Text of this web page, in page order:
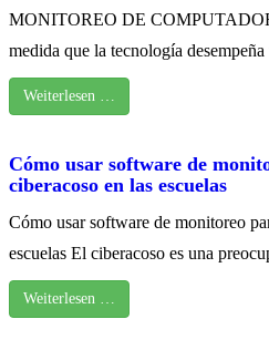
MONITOREO DE
medida que la tecnología
Weiterlesen …
Cómo usar software de
ciberacoso en las escuelas
Cómo usar software de monitoreo
escuelas El ciberacoso es una
Weiterlesen …